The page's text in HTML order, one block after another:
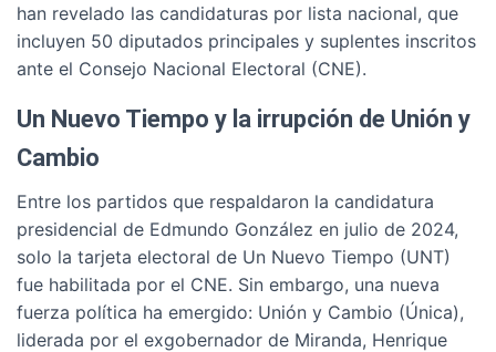
han revelado las candidaturas por lista nacional, que
incluyen 50 diputados principales y suplentes inscritos
ante el Consejo Nacional Electoral (CNE).
Un Nuevo Tiempo y la irrupción de Unión y
Cambio
Entre los partidos que respaldaron la candidatura
presidencial de Edmundo González en julio de 2024,
solo la tarjeta electoral de Un Nuevo Tiempo (UNT)
fue habilitada por el CNE. Sin embargo, una nueva
fuerza política ha emergido: Unión y Cambio (Única),
liderada por el exgobernador de Miranda, Henrique